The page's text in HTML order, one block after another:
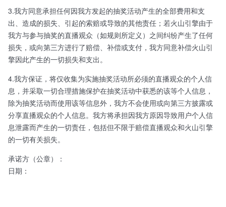
3.我方同意承担任何因我方发起的抽奖活动产生的全部费用和支
出、造成的损失、引起的索赔或导致的其他责任；若火山引擎由于
我方与参与抽奖的直播观众（如规则所定义）之间纠纷产生了任何
损失，或向第三方进行了赔偿、补偿或支付，我方同意补偿火山引
擎因此产生的一切损失和支出。
4.我方保证，将仅收集为实施抽奖活动所必须的直播观众的个人信
息，并采取一切合理措施保护在抽奖活动中获悉的该等个人信息，
除为抽奖活动而使用该等信息外，我方不会使用或向第三方披露或
分享直播观众的个人信息。我方将承担因我方原因导致用户个人信
息泄露而产生的一切责任，包括但不限于赔偿直播观众和火山引擎
的一切有关损失。
承诺方（公章）：
日期：